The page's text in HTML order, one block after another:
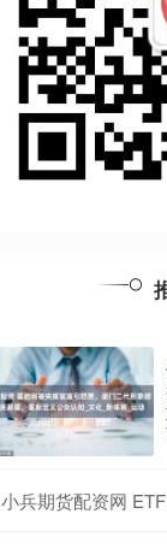
小兵期货配资网 ETF资金榜 |